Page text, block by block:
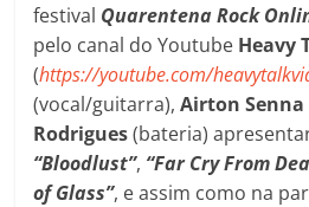
festival Quarentena Rock
pelo canal do Youtube Heavy
(https://youtube.com/
(vocal/guitarra),Airton Senna
Rodrigues(bateria)
“Bloodlust”, “Far Cry From
of Glass”, e assim como na